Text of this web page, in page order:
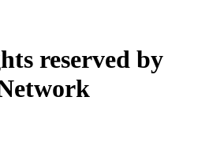
reserved by